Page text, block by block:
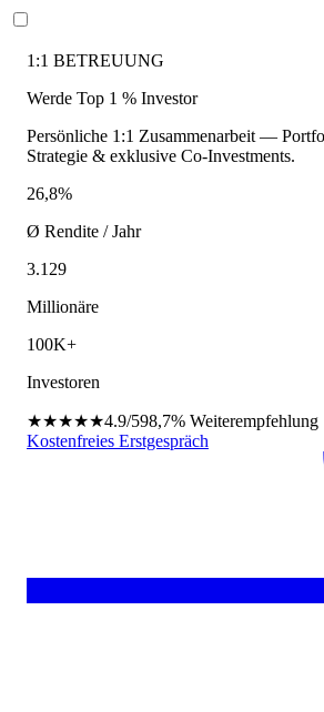
1:1 BETREUUNG
Werde Top 1 % Investor
Persönliche 1:1 Zusammenarbeit —
Strategie & exklusive Co-Investments.
26,8%
Ø Rendite / Jahr
3.129
Millionäre
100K+
Investoren
★★★★★4.9/598,7% Weiterempfehlung
Kostenfreies Erstgespräch